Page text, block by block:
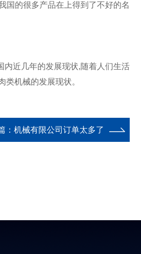
的很多产品在上得到了不好的名
内近几年的发展现状,随着人们生活
机械的发展现状。
： 机械有限公司订单太多了